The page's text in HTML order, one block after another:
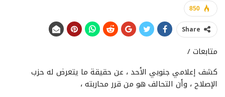
850
Share
متابعات /
كشف إعلامي جنوبي الأحد ، عن حقيقة ما يتعرض له حزب
الإصلاح ، وأن التحالف هو من قرر محاربته ،